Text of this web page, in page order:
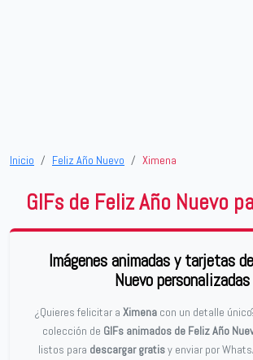
Inicio Feliz Año Nuevo Ximena
GIFs de Feliz Año Nuevo
Imágenes animadas y tarjetas
Nuevo personalizadas
¿Quieres felicitar a Ximena con un detalle
colección de GIFs animados de Feliz Año
listos para descargar gratisy enviar por